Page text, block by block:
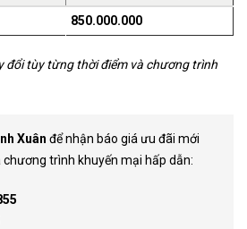
850.000.000
đổi tùy từng thời điểm và chương trình
Xuân để nhận báo giá ưu đãi mới
trình khuyến mại hấp dẫn: